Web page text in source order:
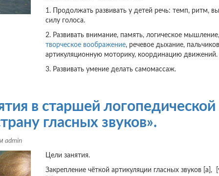
1. Продолжать развивать у детей речь: темп, ритм,
силу голоса.
2. Развивать внимание, память, логическое мышление,
творческое воображение, речевое дыхание,
артикуляционную моторику, координацию движений.
3. Развивать умение делать самомассаж.
в старшей логопедической
гласных звуков».
admin
Цели занятия.
Закрепление чёткой артикуляции гласных звуков [а],